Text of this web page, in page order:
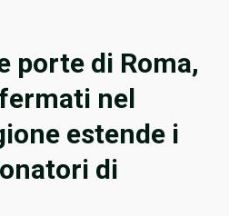
porte di Roma,
nel
estende i
di